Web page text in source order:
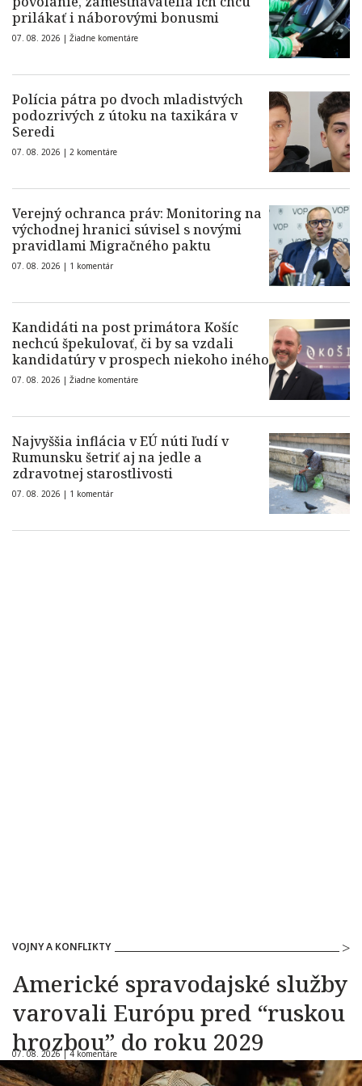
prilákať i náborovými bonusmi
07. 08. 2026 | Žiadne komentáre
Polícia pátra po dvoch mladistvých
podozrivých z útoku na taxikára v
Seredi
07. 08. 2026 | 2 komentáre
Verejný ochranca práv: Monitoring na
východnej hranici súvisel s novými
pravidlami Migračného paktu
07. 08. 2026 | 1 komentár
Kandidáti na post primátora Košíc
nechcú špekulovať, či by sa vzdali
kandidatúry v prospech niekoho iného
07. 08. 2026 | Žiadne komentáre
Najvyššia inflácia v EÚ núti ľudí v
Rumunsku šetriť aj na jedle a
zdravotnej starostlivosti
07. 08. 2026 | 1 komentár
VOJNY A KONFLIKTY
Americké spravodajské služby
varovali Európu pred “ruskou
hrozbou” do roku 2029
07. 08. 2026 |4 komentáre